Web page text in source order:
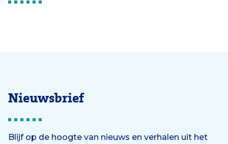
Nieuwsbrief
Blijf op de hoogte van nieuws en verhalen uit het